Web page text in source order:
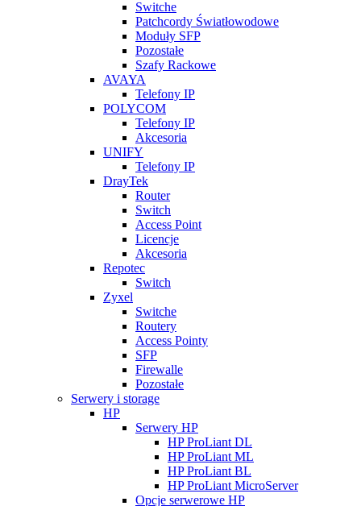
Switche
Patchcordy Światłowodowe
Moduły SFP
Pozostałe
Szafy Rackowe
AVAYA
Telefony IP
POLYCOM
Telefony IP
Akcesoria
UNIFY
Telefony IP
DrayTek
Router
Switch
Access Point
Licencje
Akcesoria
Repotec
Switch
Zyxel
Switche
Routery
Access Pointy
SFP
Firewalle
Pozostałe
Serwery i storage
HP
Serwery HP
HP ProLiant DL
HP ProLiant ML
HP ProLiant BL
HP ProLiant MicroServer
Opcje serwerowe HP